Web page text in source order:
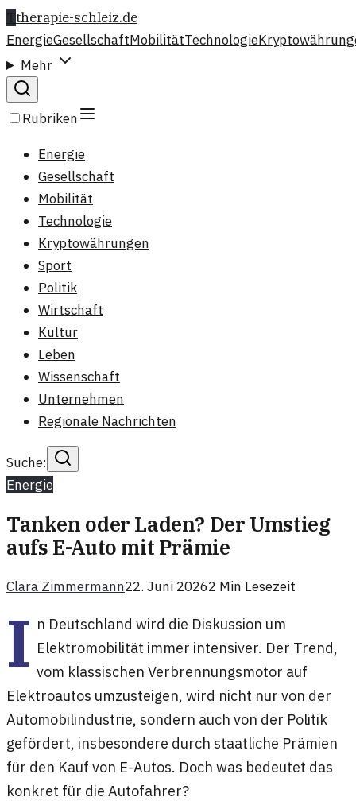
Ttherapie-schleiz.de
EnergieGesellschaftMobilitätTechnologie
Mehr
Rubriken
Energie
Gesellschaft
Mobilität
Technologie
Kryptowährungen
Sport
Politik
Wirtschaft
Kultur
Leben
Wissenschaft
Unternehmen
Regionale Nachrichten
Suche:
Energie
Tanken oder Laden? Der Umstieg
aufs E-Auto mit Prämie
Clara Zimmermann22. Juni 20262 Min Lesezeit
I n Deutschland wird die Diskussion um
Elektromobilität immer intensiver. Der Trend,
vom klassischen Verbrennungsmotor auf
Elektroautos umzusteigen, wird nicht nur von der
Automobilindustrie, sondern auch von der Politik
gefördert, insbesondere durch staatliche Prämien
für den Kauf von E-Autos. Doch was bedeutet das
konkret für die Autofahrer?